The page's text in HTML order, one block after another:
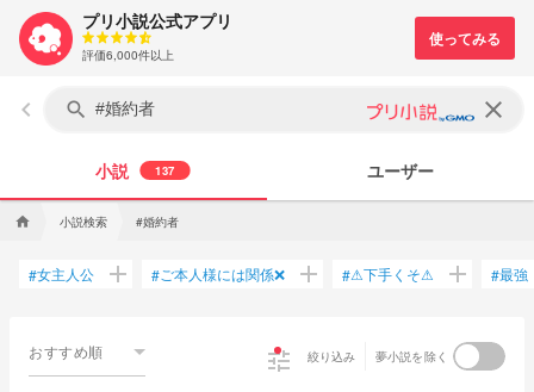
プリ小説公式アプリ
評価6,000件以上
keyboard_arrow_left search clear
小説 137 ユーザー
home 小説検索 #婚約者
#女主人公 add #ご本人様には関係❌ add #⚠下手くそ⚠ add #最強
おすすめ順 tune 絞り込み 夢小説を除く